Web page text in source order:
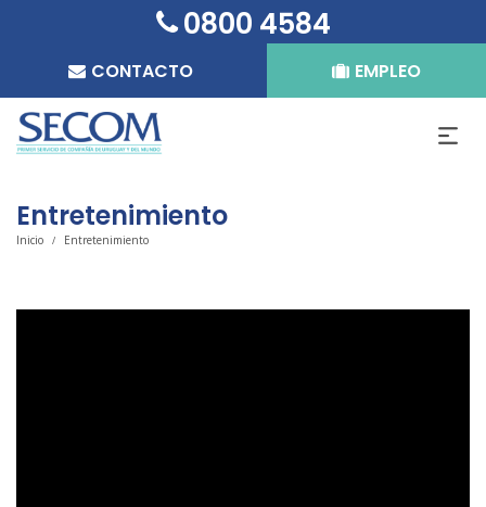
0800 4584
EMPLEO
CONTACTO
Entretenimiento
Inicio / Entretenimiento